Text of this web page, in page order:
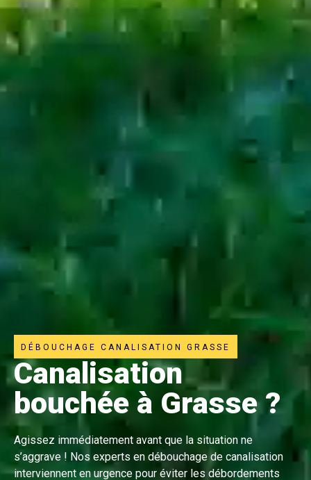
DÉBOUCHAGE CANALISATION GRASSE
Canalisation
bouchée à Grasse ?
Agissez immédiatement avant que la situation ne
s’aggrave ! Nos experts en débouchage de canalisation
interviennent en urgence pour éviter les débordements